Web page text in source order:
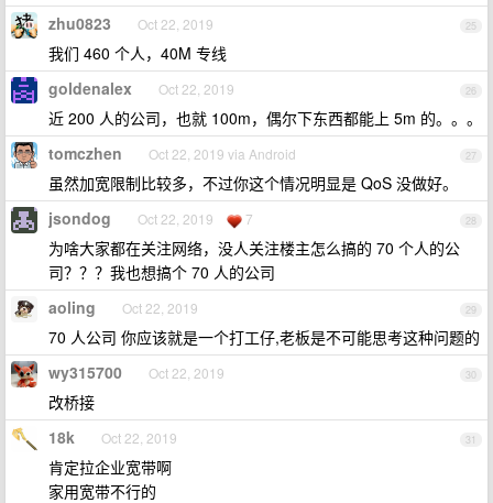
25
zhu0823 Oct 22, 2019
我们 460 个人，40M 专线
26
goldenalex Oct 22, 2019
近 200 人的公司，也就 100m，偶尔下东西都能上 5m 的。。。
27
tomczhen Oct 22, 2019 via Android
虽然加宽限制比较多，不过你这个情况明显是 QoS 没做好。
28
jsondog Oct 22, 2019 7
为啥大家都在关注网络，没人关注楼主怎么搞的 70 个人的公
司？？？我也想搞个 70 人的公司
29
aoling Oct 22, 2019
70 人公司 你应该就是一个打工仔,老板是不可能思考这种问题的
30
wy315700 Oct 22, 2019
改桥接
31
18k Oct 22, 2019
肯定拉企业宽带啊
家用宽带不行的